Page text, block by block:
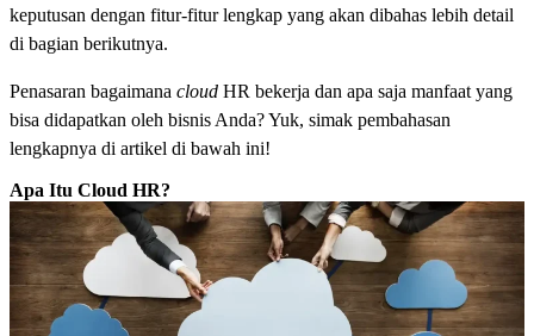
keputusan dengan fitur-fitur lengkap yang akan dibahas lebih detail
di bagian berikutnya.
Penasaran bagaimana cloud HR bekerja dan apa saja manfaat yang
bisa didapatkan oleh bisnis Anda? Yuk, simak pembahasan
lengkapnya di artikel di bawah ini!
Apa Itu Cloud HR?